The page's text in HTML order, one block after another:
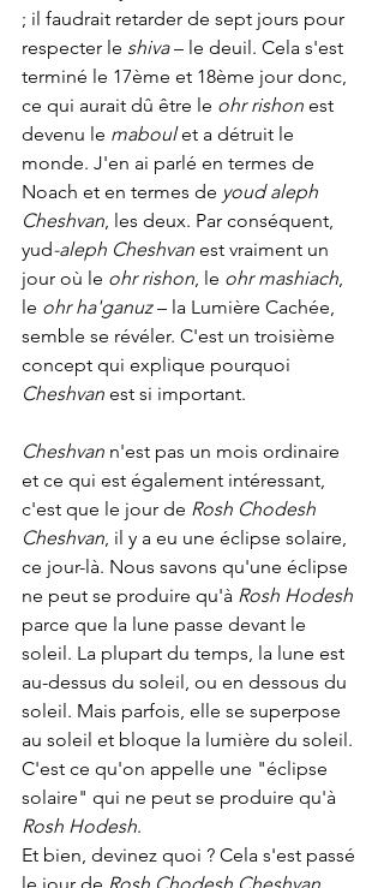
; il faudrait retarder de sept jours pour
respecter le shiva – le deuil. Cela s'est
terminé le 17ème et 18ème jour donc,
ce qui aurait dû être le ohr rishon est
devenu le maboul et a détruit le
monde. J'en ai parlé en termes de
Noach et en termes de youd aleph
Cheshvan , les deux. Par conséquent,
yud-aleph Cheshvan est vraiment un
jour où le ohr rishon , le ohr mashiach
le ohr ha'ganuz – la Lumière Cachée,
semble se révéler. C'est un troisième
concept qui explique pourquoi
Cheshvan est si important.
Cheshvan n'est pas un mois ordinaire
et ce qui est également intéressant,
c'est que le jour de Rosh Chodesh
Cheshvan , il y a eu une éclipse solaire,
ce jour-là. Nous savons qu'une éclipse
ne peut se produire qu'à Rosh Hodesh
parce que la lune passe devant le
soleil. La plupart du temps, la lune est
au-dessus du soleil, ou en dessous du
soleil. Mais parfois, elle se superpose
au soleil et bloque la lumière du soleil.
C'est ce qu'on appelle une "éclipse
solaire" qui ne peut se produire qu'à
Rosh Hodesh.
Et bien, devinez quoi ? Cela s'est passé